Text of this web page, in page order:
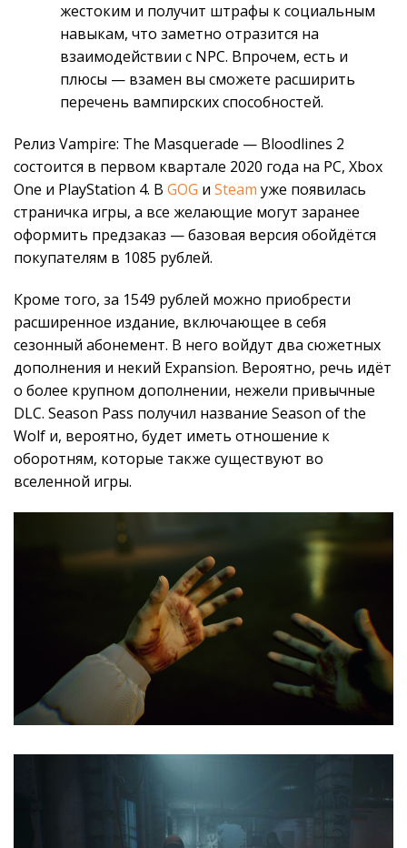
жестоким и получит штрафы к социальным
навыкам, что заметно отразится на
взаимодействии с NPC. Впрочем, есть и
плюсы — взамен вы сможете расширить
перечень вампирских способностей.
Релиз Vampire: The Masquerade — Bloodlines 2
состоится в первом квартале 2020 года на PC, Xbox
One и PlayStation 4. В GOG и Steam уже появилась
страничка игры, а все желающие могут заранее
оформить предзаказ — базовая версия обойдётся
покупателям в 1085 рублей.
Кроме того, за 1549 рублей можно приобрести
расширенное издание, включающее в себя
сезонный абонемент. В него войдут два сюжетных
дополнения и некий Expansion. Вероятно, речь идёт
о более крупном дополнении, нежели привычные
DLC. Season Pass получил название Season of the
Wolf и, вероятно, будет иметь отношение к
оборотням, которые также существуют во
вселенной игры.